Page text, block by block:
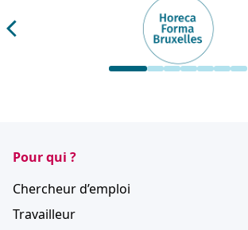
Pour qui ?
Chercheur d’emploi
Travailleur